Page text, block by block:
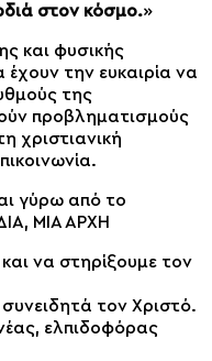
στον κόσμο.»
και φυσικής
την ευκαιρία να
της
προβληματισμούς
χριστιανική
γύρω από το
ΜΙΑ ΑΡΧΗ
να στηρίξουμε τον
τον Χριστό.
ελπιδοφόρας